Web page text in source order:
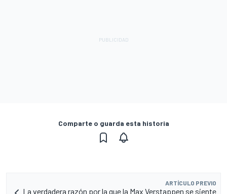
Comparte o guarda esta historia
ARTÍCULO PREVIO
La verdadera razón por la que la Max Verstappen se siente